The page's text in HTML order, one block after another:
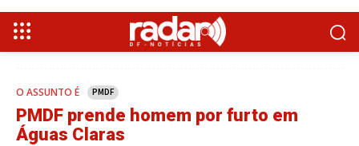
O ASSUNTO É PMDF
PMDF prende homem por furto em
Águas Claras